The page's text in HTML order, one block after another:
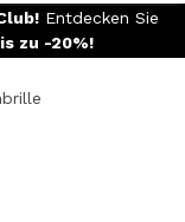
Werden Sie Mitglied
alle Vorteile